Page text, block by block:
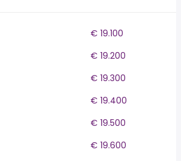
€ 19.100
€ 19.200
€ 19.300
€ 19.400
€ 19.500
€ 19.600